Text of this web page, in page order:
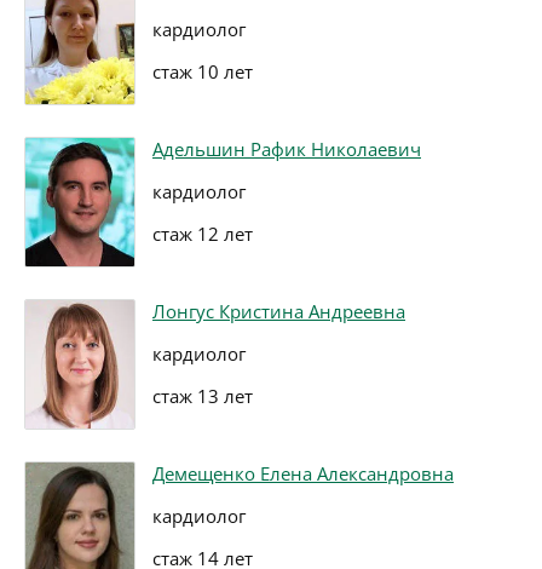
кардиолог
стаж 10 лет
Адельшин Рафик Николаевич
кардиолог
стаж 12 лет
Лонгус Кристина Андреевна
кардиолог
стаж 13 лет
Демещенко Елена Александровна
кардиолог
стаж 14 лет